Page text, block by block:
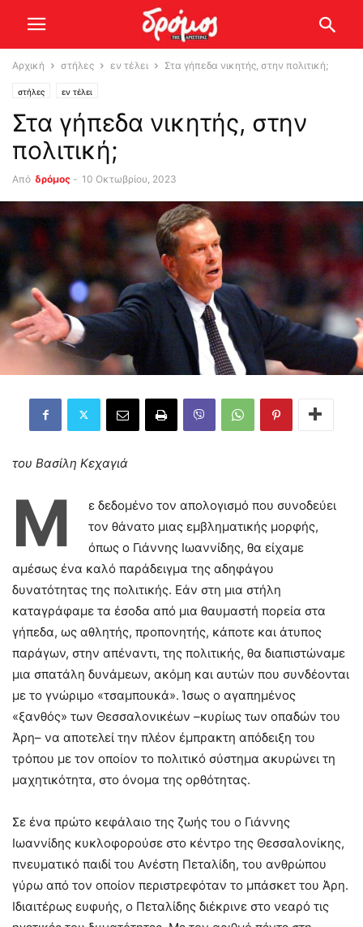
Αρχική στήλες εν τέλει Στα γήπεδα νικητής, στην πολιτική;
στήλες εν τέλει
Στα γήπεδα νικητής, στην
πολιτική;
Από δρόμος - 10 Οκτωβρίου, 2023
του Βασίλη Κεχαγιά
Μ
ε δεδομένο τον απολογισμό που συνοδεύει
τον θάνατο μιας εμβληματικής μορφής,
όπως ο Γιάννης Ιωαννίδης, θα είχαμε
αμέσως ένα καλό παράδειγμα της αδηφάγου
δυνατότητας της πολιτικής. Εάν στη μια στήλη
καταγράφαμε τα έσοδα από μια θαυμαστή πορεία στα
γήπεδα, ως αθλητής, προπονητής, κάποτε και άτυπος
παράγων, στην απέναντι, της πολιτικής, θα διαπιστώναμε
μια σπατάλη δυνάμεων, ακόμη και αυτών που συνδέονται
με το γνώριμο «τσαμπουκά». Ίσως ο αγαπημένος
«ξανθός» των Θεσσαλονικέων –κυρίως των οπαδών του
Άρη– να αποτελεί την πλέον έμπρακτη απόδειξη του
τρόπου με τον οποίον το πολιτικό σύστημα ακυρώνει τη
μαχητικότητα, στο όνομα της ορθότητας.
Σε ένα πρώτο κεφάλαιο της ζωής του ο Γιάννης
Ιωαννίδης κυκλοφορούσε στο κέντρο της Θεσσαλονίκης,
πνευματικό παιδί του Ανέστη Πεταλίδη, του ανθρώπου
γύρω από τον οποίον περιστρεφόταν το μπάσκετ του Άρη.
Ιδιαιτέρως ευφυής, ο Πεταλίδης διέκρινε στο νεαρό τις